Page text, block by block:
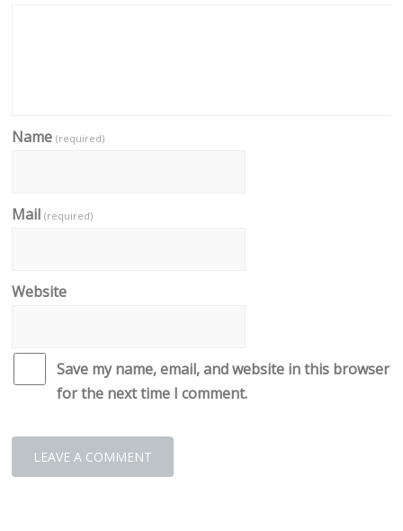
Name(required)
Mail(required)
Website
Save my name, email, and website in this browser
for the next time I comment.